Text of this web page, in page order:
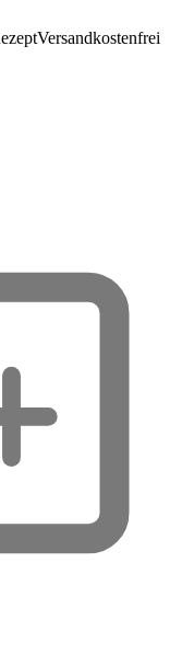
Versandkostenfrei